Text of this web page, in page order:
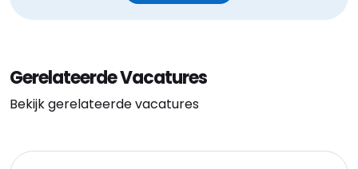
Gerelateerde Vacatures
Bekijk gerelateerde vacatures